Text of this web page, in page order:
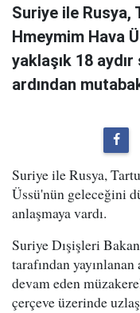
Suriye ile Rusya,
Hmeymim Hava
yaklaşık 18
ardından
Suriye ile Rusya,
Üssü'nün geleceğini
anlaşmaya vardı.
Suriye Dışişleri
tarafından yayınlanan
devam eden
çerçeve üzerinde